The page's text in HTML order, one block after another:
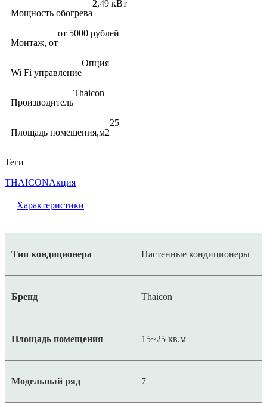
Мощность обогрева
2,49 кВт
Монтаж, от
от 5000 рублей
Wi Fi управление
Опция
Производитель
Thaicon
Площадь помещения,м2
25
Теги
THAICONАкция
Характеристики
Тип кондиционера Настенные кондиционеры
Бренд Thaicon
Площадь помещения 15~25 кв.м
Модельный ряд 7